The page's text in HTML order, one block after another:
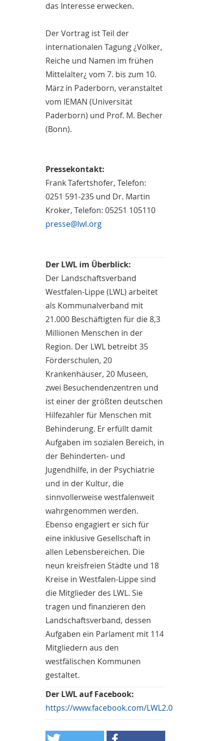
das Interesse erwecken.
Der Vortrag ist Teil der
internationalen Tagung ¿Völker,
Reiche und Namen im frühen
Mittelalter¿ vom 7. bis zum 10.
März in Paderborn, veranstaltet
vom IEMAN (Universität
Paderborn) und Prof. M. Becher
(Bonn).
Pressekontakt:
Frank Tafertshofer, Telefon:
0251 591-235 und Dr. Martin
Kroker, Telefon: 05251 105110
presse@lwl.org
Der LWL im Überblick:
Der Landschaftsverband
Westfalen-Lippe (LWL) arbeitet
als Kommunalverband mit
21.000 Beschäftigten für die 8,3
Millionen Menschen in der
Region. Der LWL betreibt 35
Förderschulen, 20
Krankenhäuser, 20 Museen,
zwei Besuchendenzentren und
ist einer der größten deutschen
Hilfezahler für Menschen mit
Behinderung. Er erfüllt damit
Aufgaben im sozialen Bereich, in
der Behinderten- und
Jugendhilfe, in der Psychiatrie
und in der Kultur, die
sinnvollerweise westfalenweit
wahrgenommen werden.
Ebenso engagiert er sich für
eine inklusive Gesellschaft in
allen Lebensbereichen. Die
neun kreisfreien Städte und 18
Kreise in Westfalen-Lippe sind
die Mitglieder des LWL. Sie
tragen und finanzieren den
Landschaftsverband, dessen
Aufgaben ein Parlament mit 114
Mitgliedern aus den
westfälischen Kommunen
gestaltet.
Der LWL auf Facebook:
https://www.facebook.com/LWL2.0